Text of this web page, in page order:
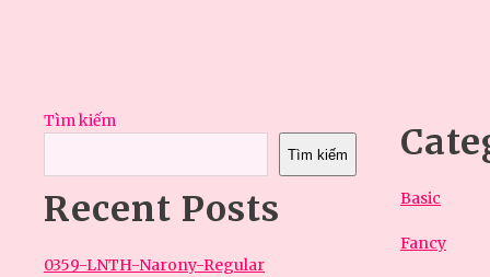
Tìm kiếm
Tìm kiếm
Recent Posts
0359-LNTH-Narony-Regular
Basic
Fancy